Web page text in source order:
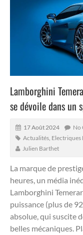
Lamborghini
se dévoile dans un
17 Août 2024
No
Actualités Electriques
Julien Barthet
La marque de
heures, un média
Lamborghini
puissance (plus de
absolue, qui suscite
belles mécaniques.